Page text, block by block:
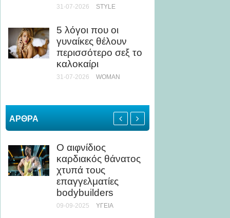
31-07-2026 STYLE
5 λόγοι που οι
γυναίκες θέλουν
περισσότερο σεξ το
καλοκαίρι
31-07-2026 WOMAN
ΑΡΘΡΑ
Ο αιφνίδιος
καρδιακός θάνατος
χτυπά τους
επαγγελματίες
bodybuilders
09-09-2025 ΥΓΕΊΑ